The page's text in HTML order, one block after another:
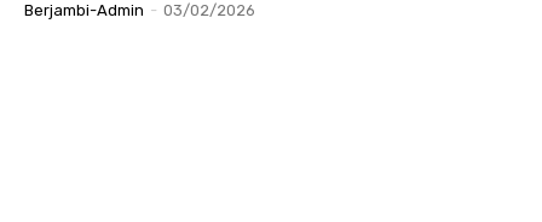
Berjambi-Admin - 03/02/2026